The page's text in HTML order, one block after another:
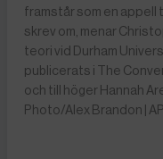
framstår som en appell
skrev om, menar
teori vid Durham
publicerats i The
och till höger Hannah
Photo/Alex Brandon |